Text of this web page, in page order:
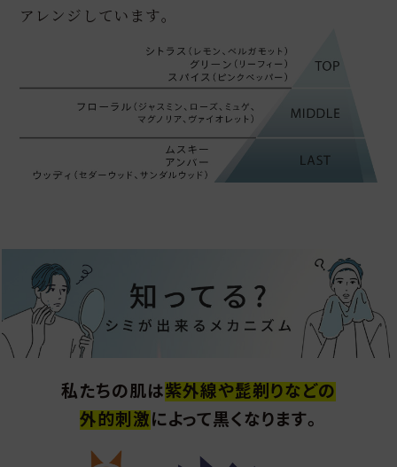
アレンジしています｡
私たちの肌は紫外線や髭剃りなどの
外的刺激によって黒くなります｡